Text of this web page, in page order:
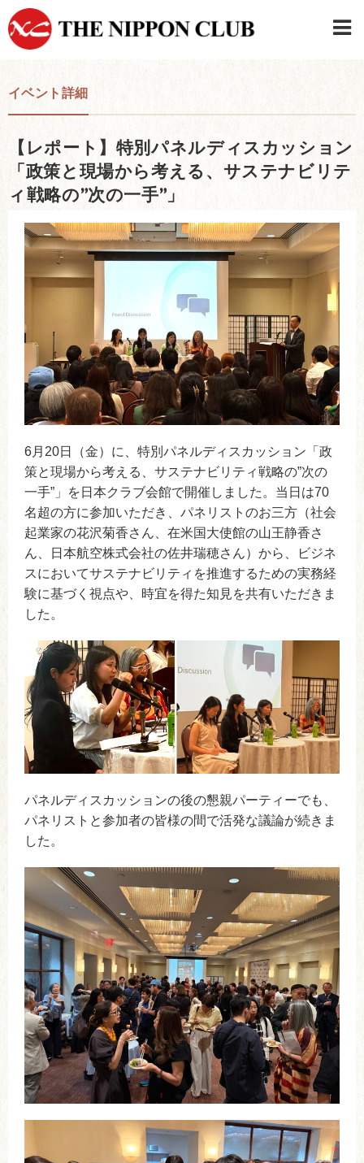
イベント詳細
【レポート】特別パネルディスカッション
「政策と現場から考える、サステナビリテ
ィ戦略の”次の一手”」
6月20日（金）に、特別パネルディスカッション「政
策と現場から考える、サステナビリティ戦略の”次の
一手”」を日本クラブ会館で開催しました。当日は70
名超の方に参加いただき、パネリストのお三方（社会
起業家の花沢菊香さん、在米国大使館の山王静香さ
ん、日本航空株式会社の佐井瑞穂さん）から、ビジネ
スにおいてサステナビリティを推進するための実務経
験に基づく視点や、時宜を得た知見を共有いただきま
した。
パネルディスカッションの後の懇親パーティーでも、
パネリストと参加者の皆様の間で活発な議論が続きま
した。
日本クラブメンバーログイン
連絡先・駐車場
はじめてご利用の方はこちら
›